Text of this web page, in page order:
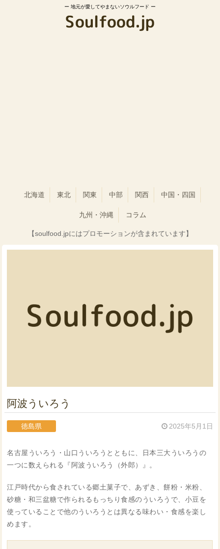
地元が愛してやまないソウルフード
北海道 東北 関東 中部 関西 中国・四国
九州・沖縄 コラム
【soulfood.jpにはプロモーションが含まれています】
阿波ういろう
徳島県 2025年5月1日
名古屋ういろう・山口ういろうとともに、日本三大ういろうの
一つに数えられる『阿波ういろう（外郎）』。
江戸時代から食されている郷土菓子で、あずき、餅粉・米粉、
砂糖・和三盆糖で作られるもっちり食感のういろうで、小豆を
使っていることで他のういろうとは異なる味わい・食感を楽し
めます。